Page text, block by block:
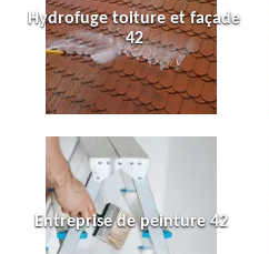
Hydrofuge toiture et façade
42
Entreprise de peinture 42